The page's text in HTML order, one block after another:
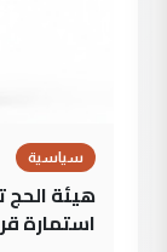
سياسية
هيئة
استمارة